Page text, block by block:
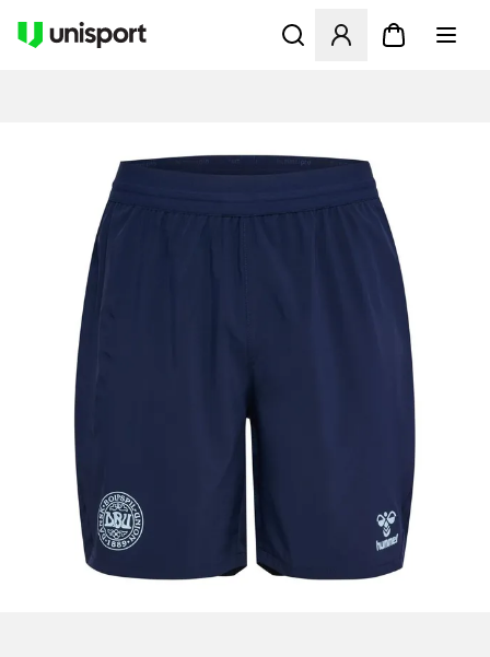
Åbner en Modal til at